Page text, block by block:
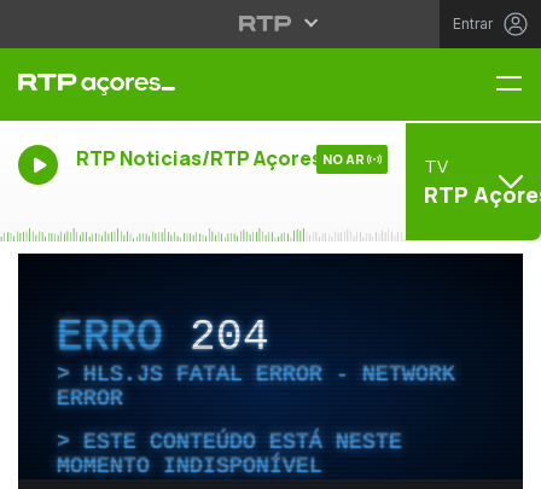
Entrar
RTP Noticias/RTP Açores NO AR TV
RTP
ERRO204
HLS.JS FATAL ERROR - NETWORK
ERROR
ESTE CONTEÚDO ESTÁ NESTE
MOMENTO INDISPONÍVEL